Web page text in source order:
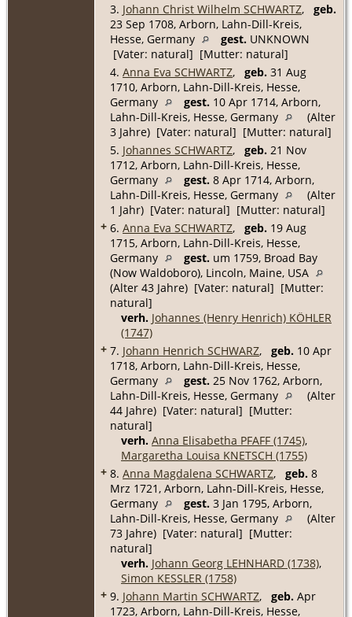
3. Johann Christ Wilhelm SCHWARTZ, geb.
23 Sep 1708, Arborn, Lahn-Dill-Kreis,
Hesse, Germany
gest. UNKNOWN
[Vater: natural] [Mutter: natural]
4. Anna Eva SCHWARTZ, geb. 31 Aug
1710, Arborn, Lahn-Dill-Kreis, Hesse,
Germany
gest. 10 Apr 1714, Arborn,
Lahn-Dill-Kreis, Hesse, Germany
(Alter
3 Jahre) [Vater: natural] [Mutter: natural]
5. Johannes SCHWARTZ, geb. 21 Nov
1712, Arborn, Lahn-Dill-Kreis, Hesse,
Germany
gest. 8 Apr 1714, Arborn,
Lahn-Dill-Kreis, Hesse, Germany
(Alter
1 Jahr) [Vater: natural] [Mutter: natural]
+ 6. Anna Eva SCHWARTZ, geb. 19 Aug
1715, Arborn, Lahn-Dill-Kreis, Hesse,
Germany
gest. um 1759, Broad Bay
(Now Waldoboro), Lincoln, Maine, USA
(Alter 43 Jahre) [Vater: natural] [Mutter:
natural]
verh. Johannes (Henry Henrich) KÖHLER
(1747)
+ 7. Johann Henrich SCHWARZ, geb. 10 Apr
1718, Arborn, Lahn-Dill-Kreis, Hesse,
Germany
gest. 25 Nov 1762, Arborn,
Lahn-Dill-Kreis, Hesse, Germany
(Alter
44 Jahre) [Vater: natural] [Mutter:
natural]
verh. Anna Elisabetha PFAFF (1745),
Margaretha Louisa KNETSCH (1755)
+ 8. Anna Magdalena SCHWARTZ, geb. 8
Mrz 1721, Arborn, Lahn-Dill-Kreis, Hesse,
Germany
gest. 3 Jan 1795, Arborn,
Lahn-Dill-Kreis, Hesse, Germany
(Alter
73 Jahre) [Vater: natural] [Mutter:
natural]
verh. Johann Georg LEHNHARD (1738),
Simon KESSLER (1758)
+ 9. Johann Martin SCHWARTZ, geb. Apr
1723, Arborn, Lahn-Dill-Kreis, Hesse,